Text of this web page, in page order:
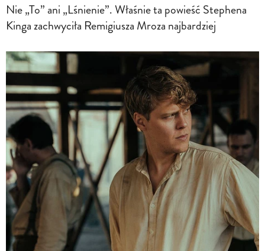
Nie „To” ani „Lśnienie”. Właśnie ta powieść Stephena
Kinga zachwyciła Remigiusza Mroza najbardziej